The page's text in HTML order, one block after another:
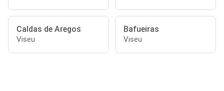
Caldas de Aregos
Viseu
Bafueiras
Viseu